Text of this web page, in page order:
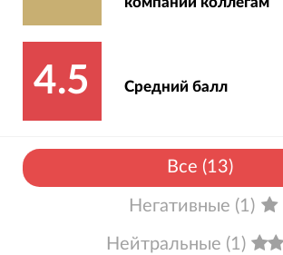
4.5 Средний балл
Все (13)
Негативные (1)
Нейтральные (1)